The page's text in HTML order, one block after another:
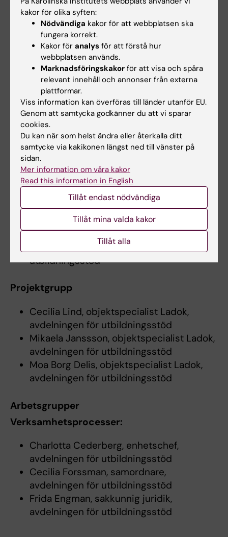
Ledamöter:
Fredrik von Feilitzen, enhetschef
utveckling, IT-avdelningen
Gottfried Gemzell, teamchef, institutionen
för fysiologi och farmakologi
Joakim Jedholt, enhetschef,
universitetsbiblioteket
Matti Nikkola, studierektor, institutionen
för cell- och molekylärbiologi
Jenny Degerholm Langsmo, administrativ
chef, institutionen för laboratoriemedicin
Håkan Andersson,
grundutbildningsansvarig, institutionen
för medicinsk biokemi och biofysik
Mathias Pettersson, avdelningen för
utbildningsstöd
Projektgrupp
Cecilia Lind, objektspecialist Ladok,
avdelningen för utbildningsstöd
Mikaela Janssson, objektspecialist Ladok,
avdelningen för utbildningsstöd
Moa Borg Delis, objektspecialist Ladok,
avdelningen för utbildningsstöd
Arbetsgrupper
Verksamhetsprocesser:
Charlotta Cederberg, enhetschef,
avdelningen för utbildningsstöd
Cecilia Forssman, samordnare,
avdelningen för utbildningsstöd
Frida Engman, sakkunnig juridik,
avdelningen för utbildningsstöd
kakor för olika syften:
Nödvändiga kakor för att webbplatsen ska
fungera korrekt.
Kakor för analys för att förstå hur
webbplatsen används.
Marknadsföringskakor för att visa och spåra
relevant innehåll och annonser från externa
plattformar.
Viss information kan överföras till länder utanför EU.
Genom att samtycka godkänner du att vi sparar
cookies.
Du kan när som helst ändra eller återkalla ditt
samtycke via kakikonen längst ned till vänster på
sidan.
Mer information om våra kakor
Read this information in English
Tillåt endast nödvändiga
Tillåt mina valda kakor
Tillåt alla